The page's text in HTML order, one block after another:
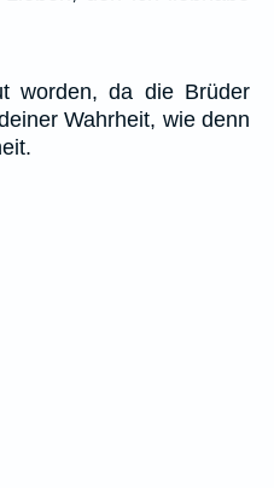
worden, da die Brüder
Wahrheit, wie denn